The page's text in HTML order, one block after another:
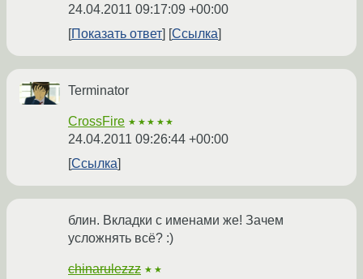
24.04.2011 09:17:09 +00:00
Показать ответ
Ссылка
Terminator
CrossFire ★★★★★
24.04.2011 09:26:44 +00:00
Ссылка
блин. Вкладки с именами же! Зачем
усложнять всё? :)
chinarulezzz ★★